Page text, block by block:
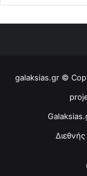
galaksias.gr ©
Διεθνής